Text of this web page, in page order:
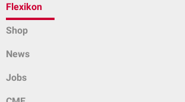
Flexikon
Shop
News
Jobs